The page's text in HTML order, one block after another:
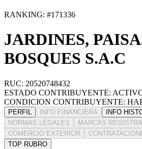
RANKING: #171336
JARDINES,
BOSQUES S.A.C
RUC: 20520748432
ESTADO CONTRIBUYENTE:
CONDICION CONTRIBUYENTE:
PERFIL INFO FINANCIERA
INFO
NORMAS LEGALES
MARCAS
COMERCIO EXTERIOR
TOP RUBRO